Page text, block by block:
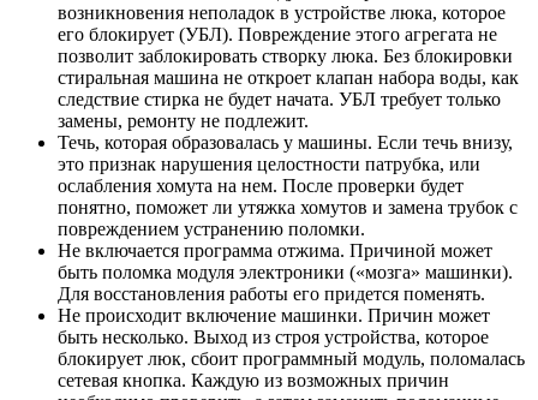
возникновения неполадок в устройстве люка, которое
его блокирует (УБЛ). Повреждение этого агрегата не
позволит заблокировать створку люка. Без блокировки
стиральная машина не откроет клапан набора воды, как
следствие стирка не будет начата. УБЛ требует только
замены, ремонту не подлежит.
Течь, которая образовалась у машины. Если течь внизу,
это признак нарушения целостности патрубка, или
ослабления хомута на нем. После проверки будет
понятно, поможет ли утяжка хомутов и замена трубок с
повреждением устранению поломки.
Не включается программа отжима. Причиной может
быть поломка модуля электроники («мозга» машинки).
Для восстановления работы его придется поменять.
Не происходит включение машинки. Причин может
быть несколько. Выход из строя устройства, которое
блокирует люк, сбоит программный модуль, поломалась
сетевая кнопка. Каждую из возможных причин